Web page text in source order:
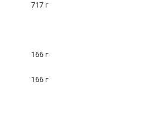
717 г
166 г
166 г